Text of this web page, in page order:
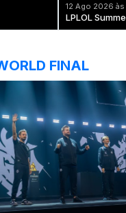
12 Ago 2026 às
LPLOL
FINAL